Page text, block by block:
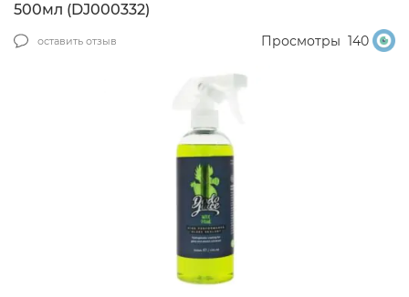
500мл (DJ000332)
оставить отзыв Просмотры 140